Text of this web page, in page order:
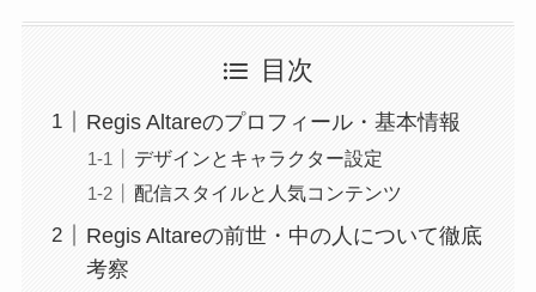
目次
Regis Altareのプロフィール・基本情報
デザインとキャラクター設定
配信スタイルと人気コンテンツ
Regis Altareの前世・中の人について徹底
考察